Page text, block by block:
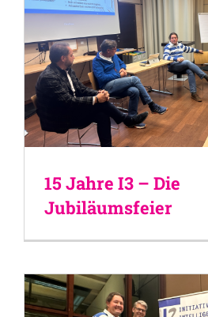
15 Jahre I3 – Die
Jubiläumsfeier